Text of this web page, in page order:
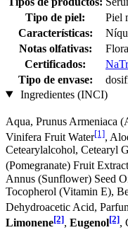
Tipo de piel:
Piel
Características:
Notas olfativas:
Certificados:
Tipo de envase:
Ingredientes (INCI)
Aqua, Prunus Armeniaca
Vinifera Fruit Water[1],
Cetearylalcohol, Cetearyl
(Pomegranate) Fruit Extract
Annus (Sunflower) Seed
Tocopherol (Vitamin E),
Dehydroacetic Acid,
Limonene[2], Eugenol[2],